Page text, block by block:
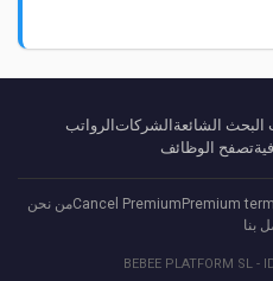
الشائعةالشركاتالرواتب
تصفح الوظائف
Premium
Cancel Premiumمن نحن
بنا